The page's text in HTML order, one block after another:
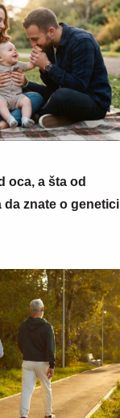
oca, a šta od
da znate o genetici